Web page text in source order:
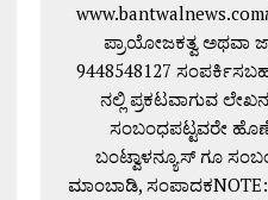
ಪ್ರಾಯೋಜಕತ್ವ ಅಥವಾ
9448548127
ನಲ್ಲಿ ಪ್ರಕಟವಾಗುವ
ಸಂಬಂಧಪಟ್ಟವರೇ
ಬಂಟ್ವಾಳನ್ಯೂಸ್ ಗೂ
ಮಾಂಬಾಡಿ,